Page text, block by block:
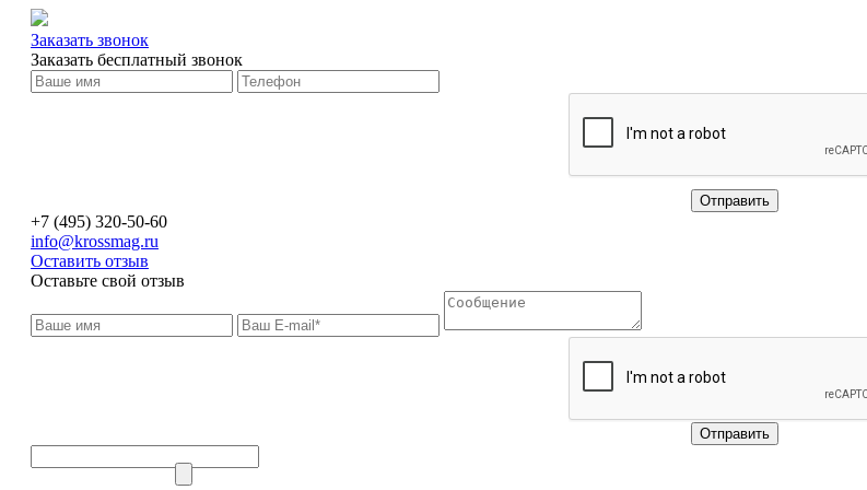
Заказать звонок
Заказать бесплатный звонок
+7 (495) 320-50-60
info@krossmag.ru
Оставить отзыв
Оставьте свой отзыв